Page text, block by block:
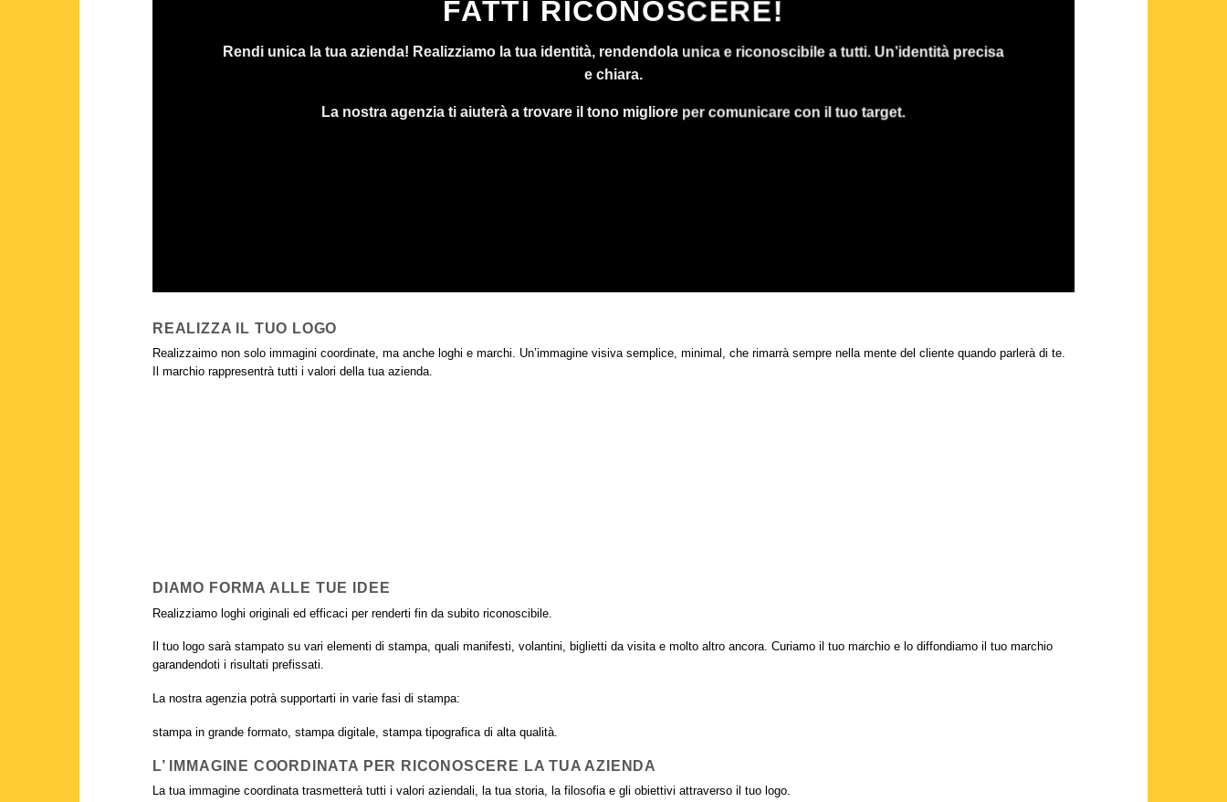
FATTI RICONOSCERE!
Rendi unica la tua azienda! Realizziamo la tua identità, rendendola unica e riconoscibile a tutti. Un’identità precisa
e chiara.
La nostra agenzia ti aiuterà a trovare il tono migliore per comunicare con il tuo target.
REALIZZA IL TUO LOGO
Realizzaimo non solo immagini coordinate, ma anche loghi e marchi. Un’immagine visiva semplice, minimal, che rimarrà sempre nella mente del cliente quando parlerà di te.
Il marchio rappresentrà tutti i valori della tua azienda.
DIAMO FORMA ALLE TUE IDEE
Realizziamo loghi originali ed efficaci per renderti fin da subito riconoscibile.
Il tuo logo sarà stampato su vari elementi di stampa, quali manifesti, volantini, biglietti da visita e molto altro ancora. Curiamo il tuo marchio e lo diffondiamo il tuo marchio
garandendoti i risultati prefissati.
La nostra agenzia potrà supportarti in varie fasi di stampa:
stampa in grande formato, stampa digitale, stampa tipografica di alta qualità.
L’ IMMAGINE COORDINATA PER RICONOSCERE LA TUA AZIENDA
La tua immagine coordinata trasmetterà tutti i valori aziendali, la tua storia, la filosofia e gli obiettivi attraverso il tuo logo.